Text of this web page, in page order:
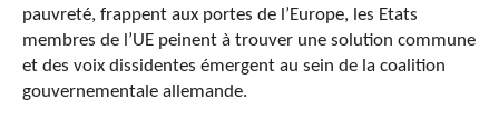
pauvreté, frappent aux portes de l’Europe, les Etats
membres de l’UE peinent à trouver une solution commune
et des voix dissidentes émergent au sein de la coalition
gouvernementale allemande.